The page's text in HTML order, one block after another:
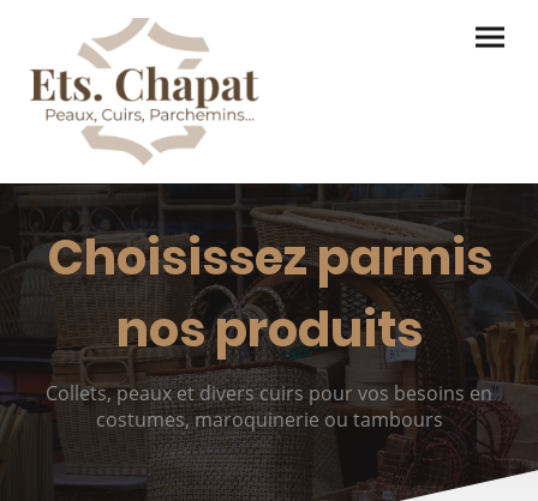
Choisissez parmis
nos produits
Collets, peaux et divers cuirs pour vos besoins en
costumes, maroquinerie ou tambours